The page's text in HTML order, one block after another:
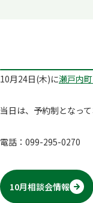
10月24日(木)に瀬戸内
当日は、予約制となっ
電話：099-295-0270
10月相談会情報